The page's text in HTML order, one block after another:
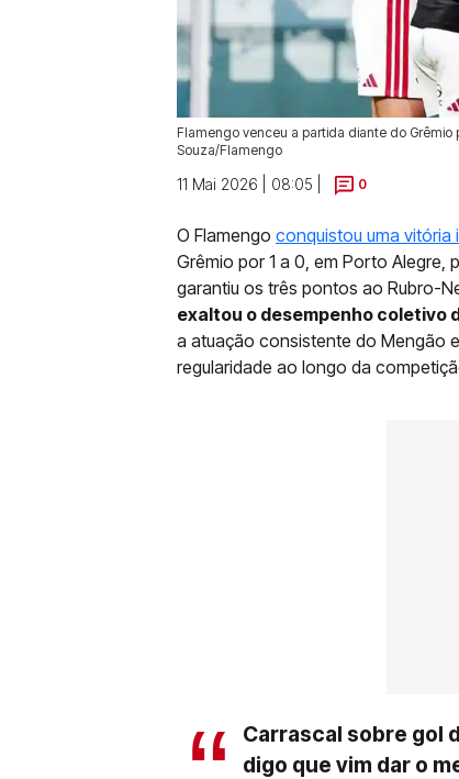
Flamengo venceu a partida diante do Grêmio
Souza/Flamengo
11 Mai 2026 | 08:05 | 0
O Flamengo conquistou uma vitória
Grêmio por 1 a 0, em Porto Alegre,
garantiu os três pontos ao Rubro-
exaltou o desempenho coletivo
a atuação consistente do Mengão
regularidade ao longo da
Carrascal sobre gol
digo que vim dar o